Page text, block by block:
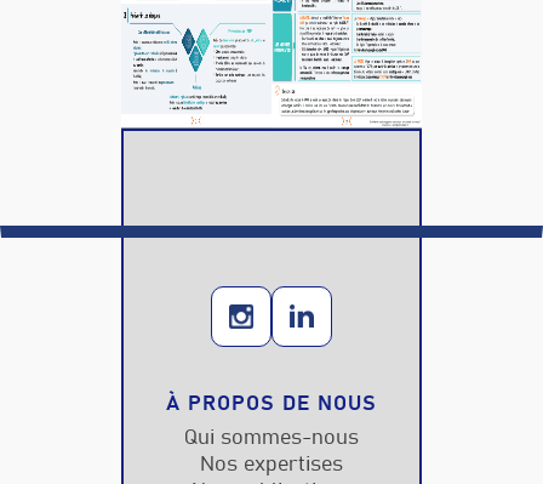
À PROPOS DE NOUS
Qui sommes-nous
Nos expertises